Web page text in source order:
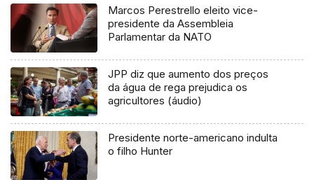
Marcos Perestrello eleito vice-
presidente da Assembleia
Parlamentar da NATO
JPP diz que aumento dos preços
da água de rega prejudica os
agricultores (áudio)
Presidente norte-americano indulta
o filho Hunter